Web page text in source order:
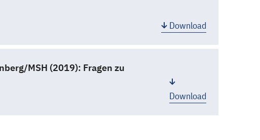
Download
MSH (2019): Fragen zu
Download